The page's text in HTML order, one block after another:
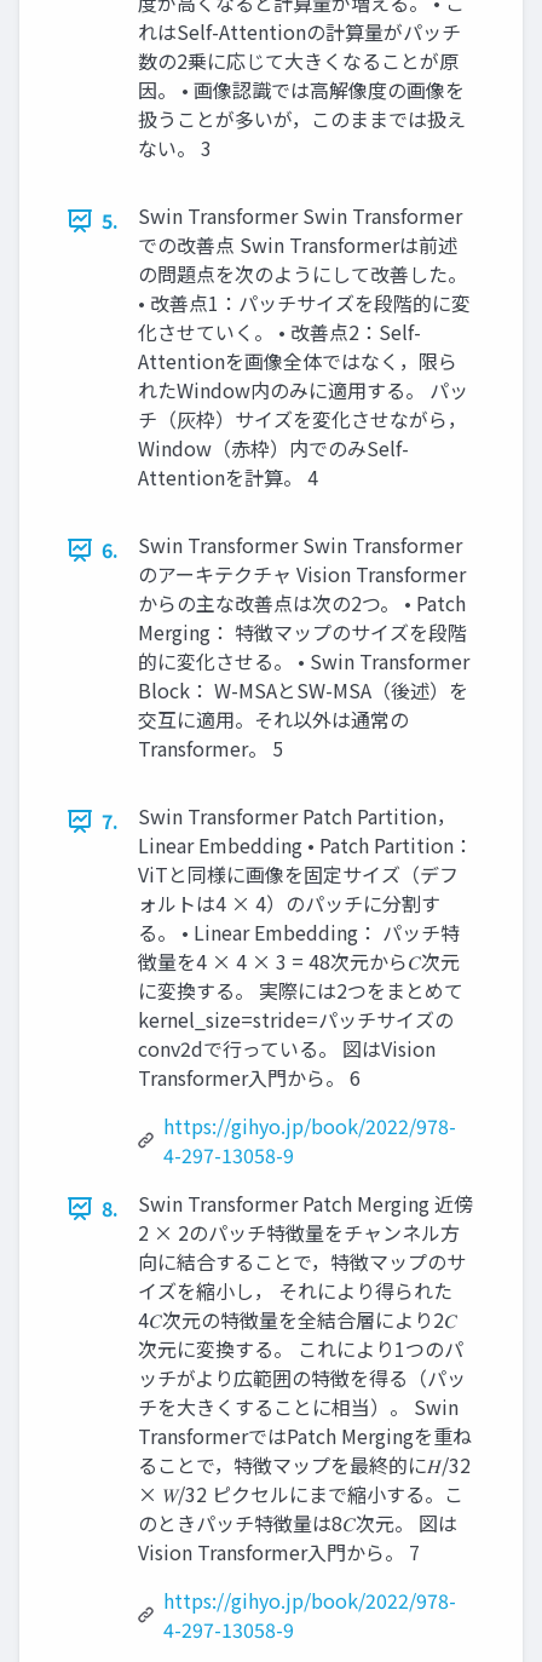
れはSelf-Attentionの計算量がパッチ
数の2乗に応じて大きくなることが原
因。 • 画像認識では高解像度の画像を
扱うことが多いが，このままでは扱え
ない。 3
5.
Swin Transformer Swin Transformer
での改善点 Swin Transformerは前述
の問題点を次のようにして改善した。
• 改善点1：パッチサイズを段階的に変
化させていく。 • 改善点2：Self-
Attentionを画像全体ではなく，限ら
れたWindow内のみに適用する。 パッ
チ（灰枠）サイズを変化させながら，
Window（赤枠）内でのみSelf-
Attentionを計算。 4
6.
Swin Transformer Swin Transformer
のアーキテクチャ Vision Transformer
からの主な改善点は次の2つ。 • Patch
Merging： 特徴マップのサイズを段階
的に変化させる。 • Swin Transformer
Block： W-MSAとSW-MSA（後述）を
交互に適用。それ以外は通常の
Transformer。 5
7.
Swin Transformer Patch Partition，
Linear Embedding • Patch Partition：
ViTと同様に画像を固定サイズ（デフ
ォルトは4 × 4）のパッチに分割す
る。 • Linear Embedding： パッチ特
徴量を4 × 4 × 3 = 48次元から𝐶次元
に変換する。 実際には2つをまとめて
kernel_size=stride=パッチサイズの
conv2dで行っている。 図はVision
Transformer入門から。 6
https://gihyo.jp/book/2022/978-
4-297-13058-9
8.
Swin Transformer Patch Merging 近傍
2 × 2のパッチ特徴量をチャンネル方
向に結合することで，特徴マップのサ
イズを縮小し， それにより得られた
4𝐶次元の特徴量を全結合層により2𝐶
次元に変換する。 これにより1つのパ
ッチがより広範囲の特徴を得る（パッ
チを大きくすることに相当）。 Swin
TransformerではPatch Mergingを重ね
ることで，特徴マップを最終的に𝐻/32
× 𝑊/32 ピクセルにまで縮小する。こ
のときパッチ特徴量は8𝐶次元。 図は
Vision Transformer入門から。 7
https://gihyo.jp/book/2022/978-
4-297-13058-9